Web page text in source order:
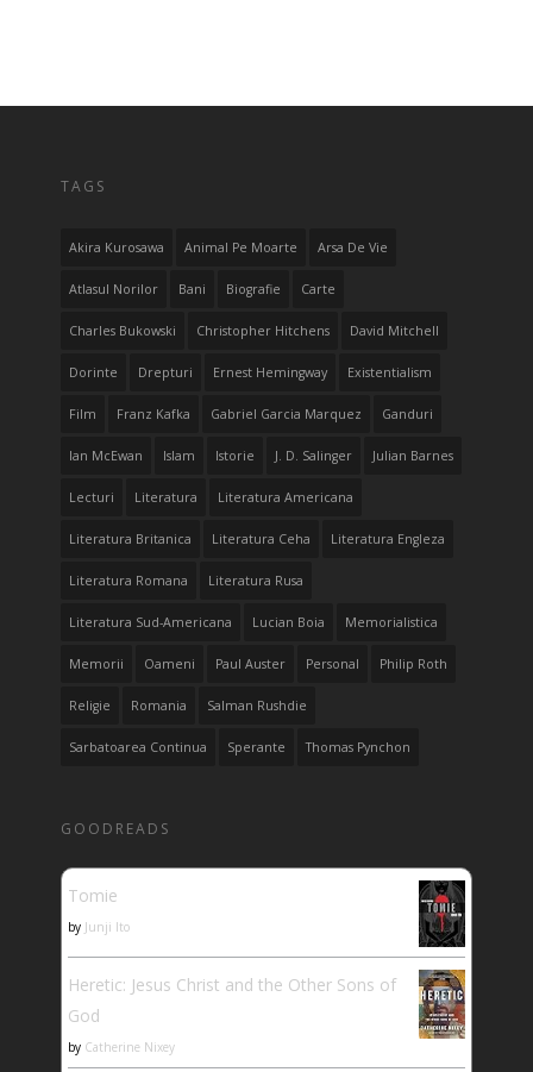
TAGS
Akira Kurosawa Animal Pe Moarte Arsa De Vie
Atlasul Norilor Bani Biografie Carte
Charles Bukowski Christopher Hitchens David Mitchell
Dorinte Drepturi Ernest Hemingway Existentialism
Film Franz Kafka Gabriel Garcia Marquez Ganduri
Ian McEwan Islam Istorie J. D. Salinger Julian Barnes
Lecturi Literatura Literatura Americana
Literatura Britanica Literatura Ceha Literatura Engleza
Literatura Romana Literatura Rusa
Literatura Sud-Americana Lucian Boia Memorialistica
Memorii Oameni Paul Auster Personal Philip Roth
Religie Romania Salman Rushdie
Sarbatoarea Continua Sperante Thomas Pynchon
GOODREADS
Tomie
by Junji Ito
Heretic: Jesus Christ and the Other Sons of
God
by Catherine Nixey